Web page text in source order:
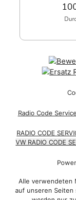
Radio Code
RADIO CODE
VW RADIO CODE
Alle verwendeten
auf unseren Seiten